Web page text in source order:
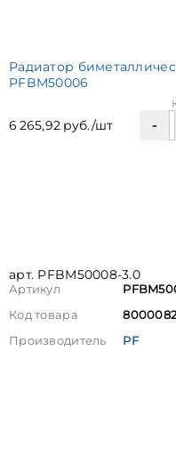
Радиатор
PFBM50006
6 265,92 руб./шт
арт. PFBM50008-3.0
Артикул
Код товара
Производитель
PF